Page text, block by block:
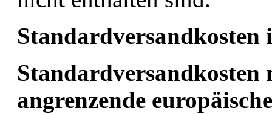
Standardversandkosten
Standardversandkosten
angrenzende